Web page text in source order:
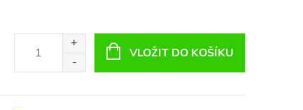
VLOŽIT DO KOŠÍKU